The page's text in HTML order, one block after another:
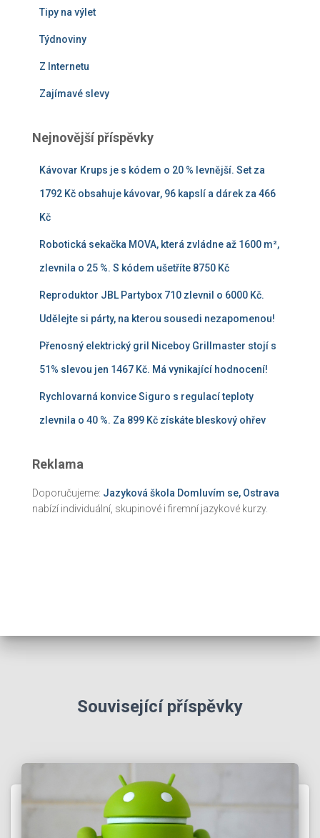
Tipy na výlet
Týdnoviny
Z Internetu
Zajímavé slevy
Nejnovější příspěvky
Kávovar Krups je s kódem o 20 % levnější. Set za
1792 Kč obsahuje kávovar, 96 kapslí a dárek za 466
Kč
Robotická sekačka MOVA, která zvládne až 1600 m²,
zlevnila o 25 %. S kódem ušetříte 8750 Kč
Reproduktor JBL Partybox 710 zlevnil o 6000 Kč.
Udělejte si párty, na kterou sousedi nezapomenou!
Přenosný elektrický gril Niceboy Grillmaster stojí s
51% slevou jen 1467 Kč. Má vynikající hodnocení!
Rychlovarná konvice Siguro s regulací teploty
zlevnila o 40 %. Za 899 Kč získáte bleskový ohřev
Reklama
Doporučujeme: Jazyková škola Domluvím se, Ostrava
nabízí individuální, skupinové i firemní jazykové kurzy.
Související příspěvky